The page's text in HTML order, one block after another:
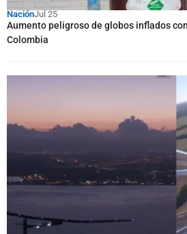
NaciónJul 25
Aumento peligroso de globos inflados
Colombia